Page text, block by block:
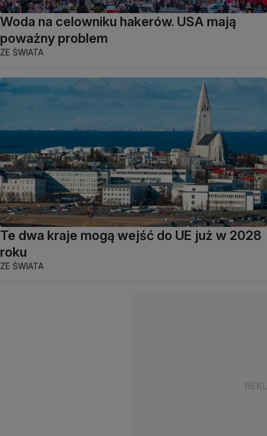
Woda na celowniku hakerów. USA mają
poważny problem
ZE ŚWIATA
Te dwa kraje mogą wejść do UE już w 2028
roku
ZE ŚWIATA